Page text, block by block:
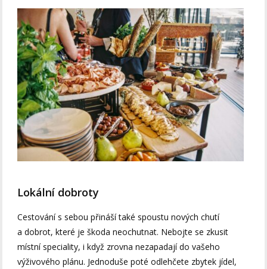
Lokální dobroty
Cestování s sebou přináší také spoustu nových chutí
a dobrot, které je škoda neochutnat. Nebojte se zkusit
místní speciality, i když zrovna nezapadají do vašeho
výživového plánu. Jednoduše poté odlehčete zbytek jídel,